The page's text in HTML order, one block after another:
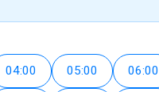
04:00 05:00 06:00